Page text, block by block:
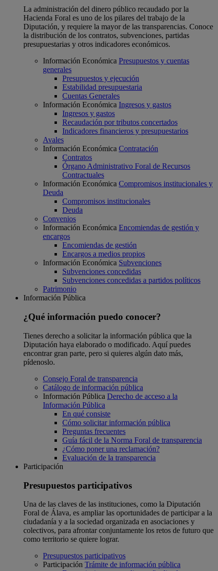
La administración del dinero público recaudado por la
Hacienda Foral es uno de los pilares del trabajo de la
Diputación, y requiere la mayor de las transparencias. Conoce
la distribución de los contratos, subvenciones, partidas
presupuestarias y otros indicadores económicos.
Información Económica Presupuestos y cuentas
generales
Presupuestos y ejecución
Estabilidad presupuestaria
Cuentas Generales
Información Económica Ingresos y gastos
Ingresos y gastos
Recaudación por tributos concertados
Indicadores financieros y presupuestarios
Avales
Información Económica Contratación
Contratos
Órgano Administrativo Foral de Recursos
Contractuales
Información Económica Compromisos institucionales y
Deuda
Compromisos institucionales
Deuda
Convenios
Información Económica Encomiendas de gestión y
encargos
Encomiendas de gestión
Encargos a medios propios
Información Económica Subvenciones
Subvenciones concedidas
Subvenciones concedidas a partidos políticos
Patrimonio
Información Pública
¿Qué información puedo conocer?
Tienes derecho a solicitar la información pública que la
Diputación haya elaborado o modificado. Aquí puedes
encontrar gran parte, pero si quieres algún dato más,
pídenoslo.
Consejo Foral de transparencia
Catálogo de información pública
Información Pública Derecho de acceso a la
Información Pública
En qué consiste
Cómo solicitar información pública
Preguntas frecuentes
Guía fácil de la Norma Foral de transparencia
¿Cómo poner una reclamación?
Evaluación de la transparencia
Participación
Presupuestos participativos
Una de las claves de las instituciones, como la Diputación
Foral de Álava, es ampliar las oportunidades de participar a la
ciudadanía y a la sociedad organizada en asociaciones y
colectivos, para afrontar conjuntamente los retos de futuro que
como territorio se quiere lograr.
Presupuestos participativos
Participación Trámite de información pública